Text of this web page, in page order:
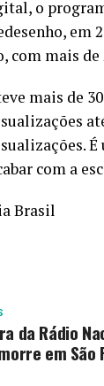
o
em
com mais
mais de
com a
Brasil
da Rádio
em São